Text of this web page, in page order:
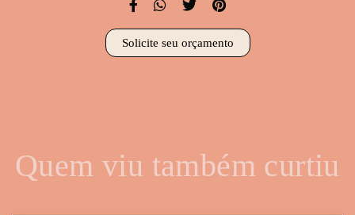
Solicite seu orçamento
Quem viu também curtiu